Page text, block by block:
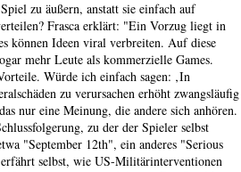
zu äußern, anstatt sie einfach auf
Frasca erklärt: "Ein Vorzug liegt in
können Ideen viral verbreiten. Auf diese
mehr Leute als kommerzielle Games.
Würde ich einfach sagen: ‚In
zu verursachen erhöht zwangsläufig
nur eine Meinung, die andere sich anhören.
zu der der Spieler selbst
"September 12th", ein anderes "Serious
selbst, wie US-Militärinterventionen